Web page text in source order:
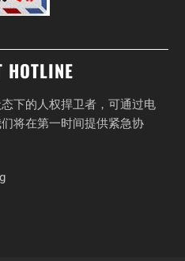
下的人权捍卫者，可通过电
将在第一时间提供紧急协